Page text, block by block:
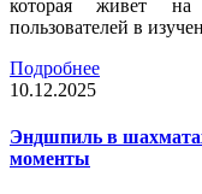
которая живет
пользователей в
Подробнее
10.12.2025
Эндшпиль в
моменты